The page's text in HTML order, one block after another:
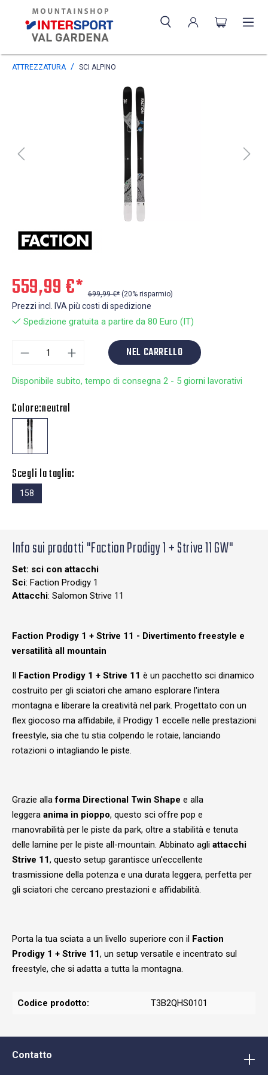
ATTREZZATURA SCI ALPINO
559,99 €* 699,99 €* (20% risparmio)
Prezzi incl. IVA più costi di spedizione
Spedizione gratuita a partire da 80 Euro (IT)
NEL CARRELLO
Disponibile subito, tempo di consegna 2 - 5 giorni lavorativi
Colore:neutral
Scegli la taglia:
158
Info sui prodotti "Faction Prodigy 1 + Strive 11 GW"
Set: sci con attacchi
Sci: Faction Prodigy 1
Attacchi: Salomon Strive 11
Faction Prodigy 1 + Strive 11 - Divertimento freestyle e
versatilità all mountain
Il Faction Prodigy 1 + Strive 11 è un pacchetto sci dinamico
costruito per gli sciatori che amano esplorare l'intera
montagna e liberare la creatività nel park. Progettato con un
flex giocoso ma affidabile, il Prodigy 1 eccelle nelle prestazioni
freestyle, sia che tu stia colpendo le rotaie, lanciando
rotazioni o intagliando le piste.
Grazie alla forma Directional Twin Shape e alla
leggera anima in pioppo, questo sci offre pop e
manovrabilità per le piste da park, oltre a stabilità e tenuta
delle lamine per le piste all-mountain. Abbinato agli attacchi
Strive 11, questo setup garantisce un'eccellente
trasmissione della potenza e una durata leggera, perfetta per
gli sciatori che cercano prestazioni e affidabilità.
Porta la tua sciata a un livello superiore con il Faction
Prodigy 1 + Strive 11, un setup versatile e incentrato sul
freestyle, che si adatta a tutta la montagna.
Codice prodotto: T3B2QHS0101
Contatto